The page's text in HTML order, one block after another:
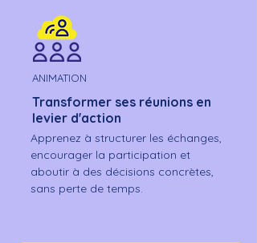
ANIMATION
Transformer ses réunions en
levier d'action
Apprenez à structurer les échanges,
encourager la participation et
aboutir à des décisions concrètes,
sans perte de temps.